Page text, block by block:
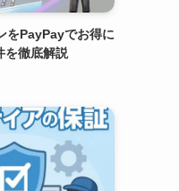
をPayPayでお得に
を徹底解説